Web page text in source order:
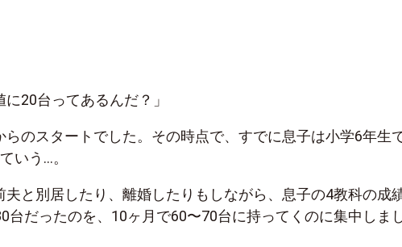
に20台ってあるんだ？」
らのスタートでした。その時点で、すでに息子は小学6年生で
いう…。
夫と別居したり、離婚したりもしながら、息子の4教科の成
台だったのを、10ヶ月で60〜70台に持ってくのに集中しま